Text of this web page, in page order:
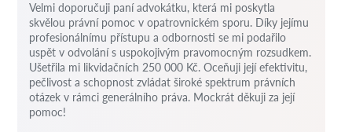
Velmi doporučuji paní advokátku, která mi poskytla
skvělou právní pomoc v opatrovnickém sporu. Díky jejímu
profesionálnímu přístupu a odbornosti se mi podařilo
uspět v odvolání s uspokojivým pravomocným rozsudkem.
Ušetřila mi likvidačních 250 000 Kč. Oceňuji její efektivitu,
pečlivost a schopnost zvládat široké spektrum právních
otázek v rámci generálního práva. Mockrát děkuji za její
pomoc!